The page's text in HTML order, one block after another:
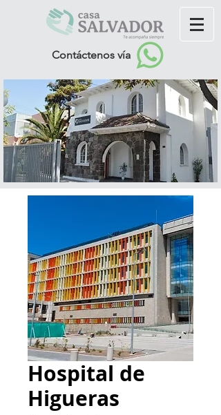
Contáctenos vía
Hospital de
Higueras